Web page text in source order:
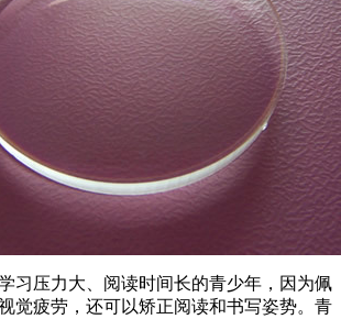
压力大、阅读时间长的青少年，因为佩
觉疲劳，还可以矫正阅读和书写姿势。青